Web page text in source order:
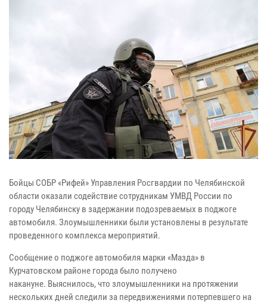
Бойцы СОБР «Рифей» Управления Росгвардии по Челябинской
области оказали содействие сотрудникам УМВД России по
городу Челябинску в задержании подозреваемых в поджоге
автомобиля. Злоумышленники были установлены в результате
проведенного комплекса мероприятий.
Сообщение о поджоге автомобиля марки «Мазда» в
Курчатовском районе города было получено
накануне. Выяснилось, что злоумышленники на протяжении
нескольких дней следили за передвижениями потерпевшего на